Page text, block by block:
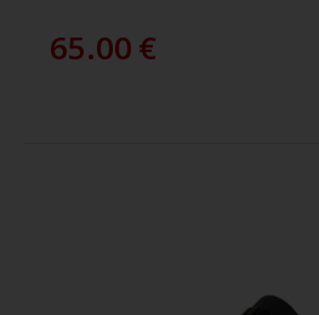
65.00€